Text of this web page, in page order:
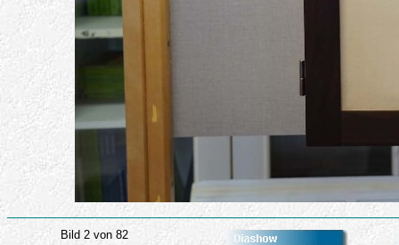
Bild 2 von 82